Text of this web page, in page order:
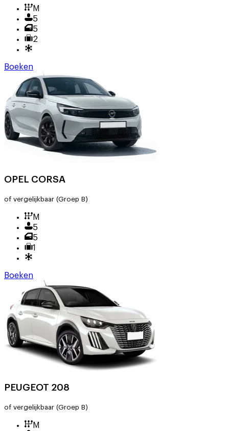
M
5
5
2
Boeken
OPEL CORSA
of vergelijkbaar (Groep B)
M
5
5
1
Boeken
PEUGEOT 208
of vergelijkbaar (Groep B)
M